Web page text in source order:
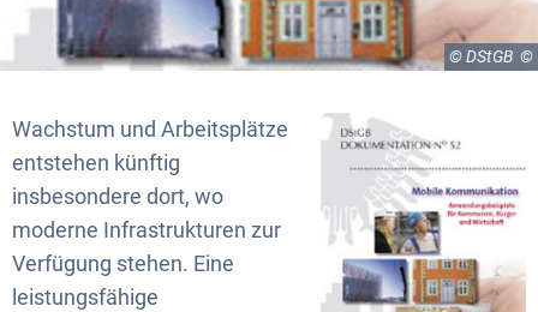
© DStGB
Wachstum und Arbeitsplätze
entstehen künftig
insbesondere dort, wo
moderne Infrastrukturen zur
Verfügung stehen. Eine
leistungsfähige